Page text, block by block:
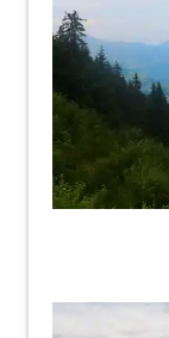
fanty